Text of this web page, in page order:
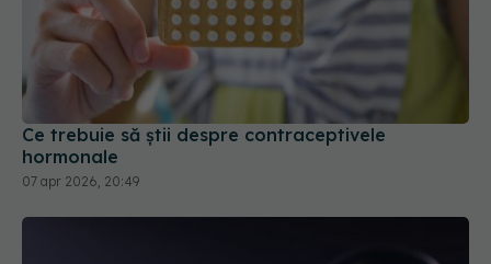
Ce trebuie să știi despre contraceptivele
hormonale
07 apr 2026, 20:49